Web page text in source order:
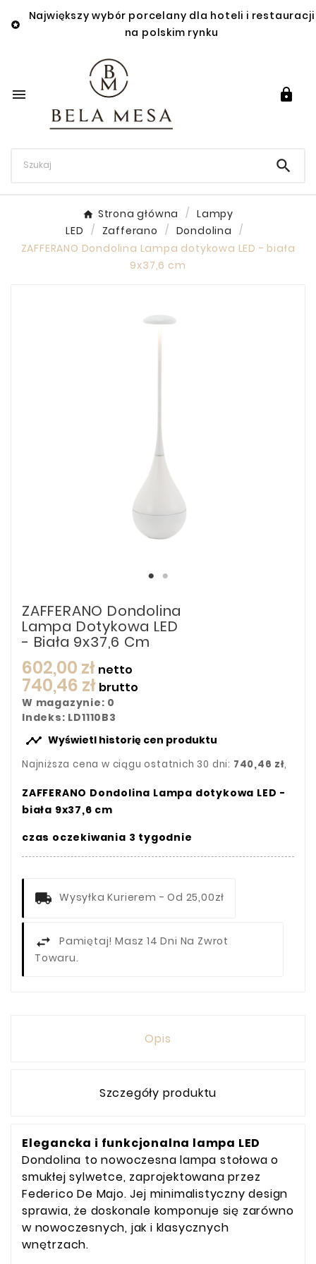

Największy wybór porcelany dla hoteli i restauracji
na polskim rynku
 

Strona główna
Lampy
LED
Zafferano
Dondolina
ZAFFERANO Dondolina Lampa dotykowa LED - biała
9x37,6 cm
ZAFFERANO Dondolina
Lampa Dotykowa LED
- Biała 9x37,6 Cm
602,00 zł netto
740,46 zł brutto
W magazynie: 0
Indeks: LD1110B3
 Wyświetl historię cen produktu
Najniższa cena w ciągu ostatnich 30 dni: 740,46 zł,
ZAFFERANO Dondolina Lampa dotykowa LED -
biała 9x37,6 cm
czas oczekiwania 3 tygodnie
Wysyłka Kurierem - Od 25,00zł
Pamiętaj! Masz 14 Dni Na Zwrot
Towaru.
Opis
Szczegóły produktu
Elegancka i funkcjonalna lampa LED
Dondolina to nowoczesna lampa stołowa o
smukłej sylwetce, zaprojektowana przez
Federico De Majo. Jej minimalistyczny design
sprawia, że doskonale komponuje się zarówno
w nowoczesnych, jak i klasycznych
wnętrzach.